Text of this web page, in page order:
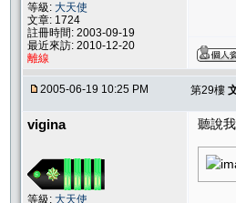
等級: 大天使
文章: 1724
註冊時間: 2003-09-19
最近來訪: 2010-12-20
離線
2005-06-19 10:25 PM 第29樓
vigina
等級: 大天使
聽說